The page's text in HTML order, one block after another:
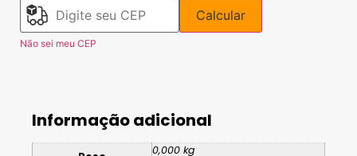
Calcular
Não sei meu CEP
Informação adicional
0,000 kg